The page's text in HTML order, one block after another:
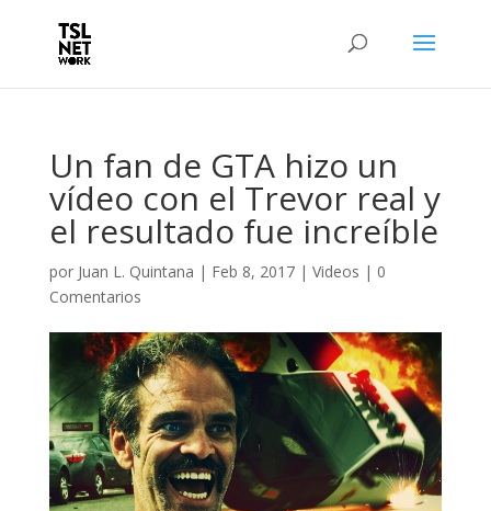
Un fan de GTA hizo un
vídeo con el Trevor real y
el resultado fue increíble
por Juan L. Quintana | Feb 8, 2017| Videos | 0
Comentarios